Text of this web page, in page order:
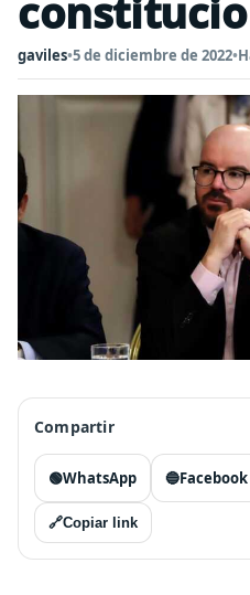
gaviles•5 de diciembre de 2022•
Compartir
🟢WhatsApp 🔵Facebook
🔗Copiar link